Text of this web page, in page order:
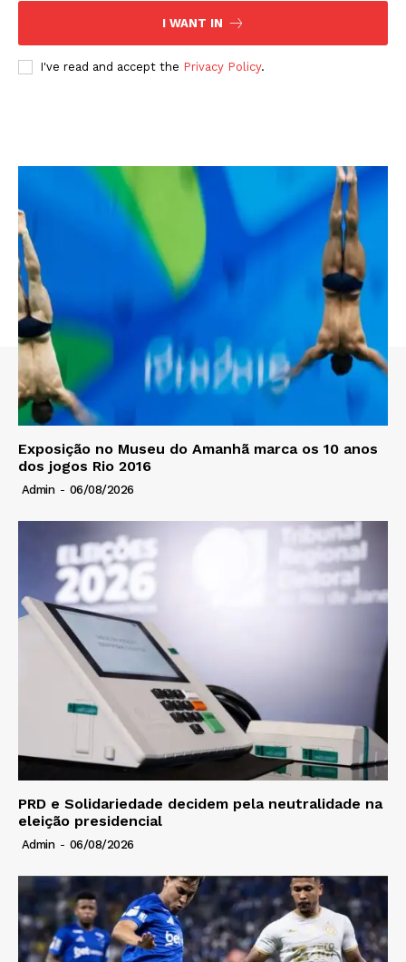
I WANT IN
I've read and accept the Privacy Policy.
Exposição no Museu do Amanhã marca os 10 anos
dos jogos Rio 2016
Admin - 06/08/2026
PRD e Solidariedade decidem pela neutralidade na
eleição presidencial
Admin - 06/08/2026